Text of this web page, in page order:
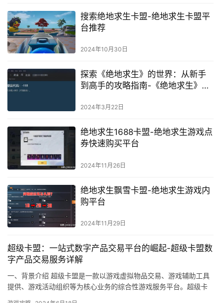
搜索绝地求生卡盟-绝地求生卡盟平
台推荐
2024年10月30日
探索《绝地求生》的世界：从新手
到高手的攻略指南-《绝地求生》中
2024年3月22日
绝地求生1688卡盟-绝地求生游戏点
券快速购买平台
2024年11月26日
绝地求生飘雪卡盟-绝地求生游戏内
购平台
2024年11月29日
超级卡盟：一站式数字产品交易平台的崛起-超级卡盟数
字产品交易服务详解
一、背景介绍 超级卡盟是一款以游戏虚拟物品交易、游戏辅助工具
提供、游戏活动组织等为核心业务的综合性游戏服务平台。超级卡